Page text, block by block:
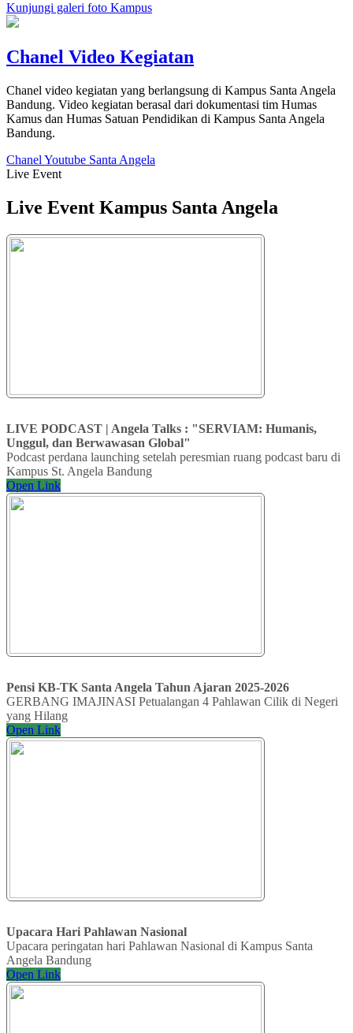
Kunjungi galeri foto Kampus
Chanel Video Kegiatan
Chanel video kegiatan yang berlangsung di Kampus Santa Angela
Bandung. Video kegiatan berasal dari dokumentasi tim Humas
Kamus dan Humas Satuan Pendidikan di Kampus Santa Angela
Bandung.
Chanel Youtube Santa Angela
Live Event
Live Event Kampus Santa Angela
LIVE PODCAST | Angela Talks : "SERVIAM: Humanis,
Unggul, dan Berwawasan Global"
Podcast perdana launching setelah peresmian ruang podcast baru di
Kampus St. Angela Bandung
Open Link
Pensi KB-TK Santa Angela Tahun Ajaran 2025-2026
GERBANG IMAJINASI Petualangan 4 Pahlawan Cilik di Negeri
yang Hilang
Open Link
Upacara Hari Pahlawan Nasional
Upacara peringatan hari Pahlawan Nasional di Kampus Santa
Angela Bandung
Open Link